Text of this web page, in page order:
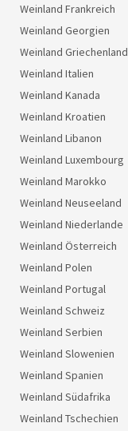
Weinland Frankreich
Weinland Georgien
Weinland Griechenland
Weinland Italien
Weinland Kanada
Weinland Kroatien
Weinland Libanon
Weinland Luxembourg
Weinland Marokko
Weinland Neuseeland
Weinland Niederlande
Weinland Österreich
Weinland Polen
Weinland Portugal
Weinland Schweiz
Weinland Serbien
Weinland Slowenien
Weinland Spanien
Weinland Südafrika
Weinland Tschechien